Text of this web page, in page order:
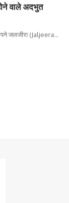
वाले अदभुत
जलजीरा (Jaljeera…